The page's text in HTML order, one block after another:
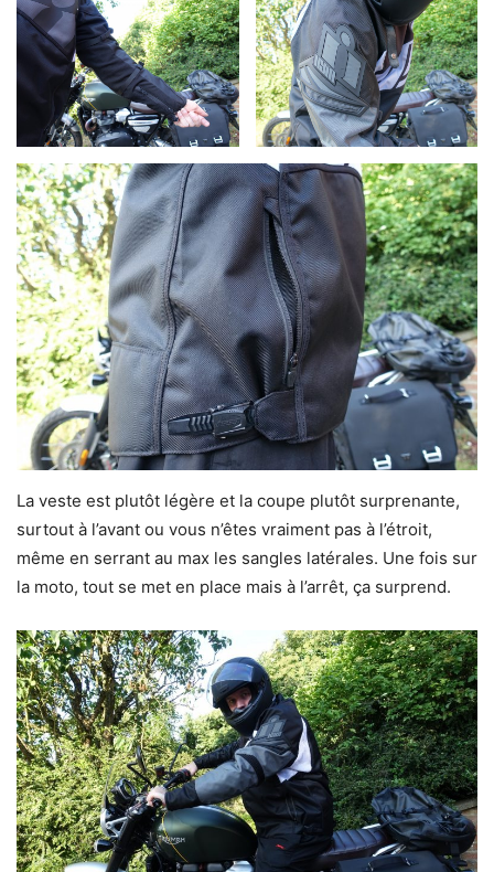
La veste est plutôt légère et la coupe plutôt surprenante,
surtout à l’avant ou vous n’êtes vraiment pas à l’étroit,
même en serrant au max les sangles latérales. Une fois sur
la moto, tout se met en place mais à l’arrêt, ça surprend.